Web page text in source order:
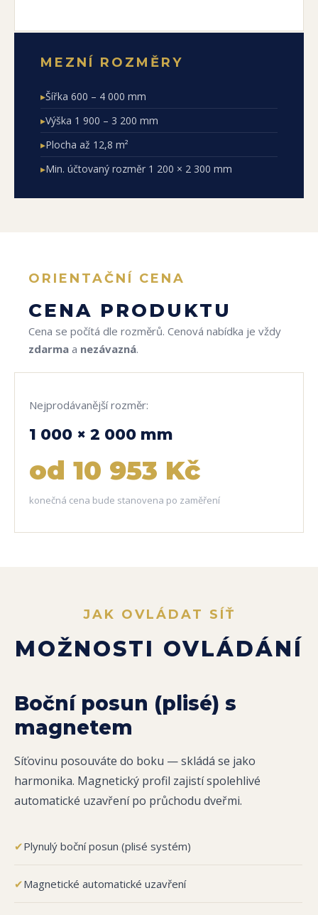
MEZNÍ ROZMĚRY
▸Šířka 600 – 4 000 mm
▸Výška 1 900 – 3 200 mm
▸Plocha až 12,8 m²
▸Min. účtovaný rozměr 1 200 × 2 300 mm
ORIENTAČNÍ CENA
CENA PRODUKTU
Cena se počítá dle rozměrů. Cenová nabídka je vždy
zdarma a nezávazná.
Nejprodávanější rozměr:
1 000 × 2 000 mm
od 10 953 Kč
konečná cena bude stanovena po zaměření
JAK OVLÁDAT SÍŤ
MOŽNOSTI OVLÁDÁNÍ
Boční posun (plisé) s
magnetem
Síťovinu posouváte do boku — skládá se jako
harmonika. Magnetický profil zajistí spolehlivé
automatické uzavření po průchodu dveřmi.
✔Plynulý boční posun (plisé systém)
✔Magnetické automatické uzavření